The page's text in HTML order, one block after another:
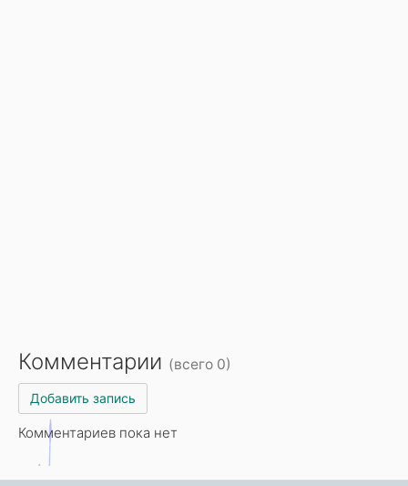
Комментарии (всего 0)
Добавить запись
Комментариев пока нет